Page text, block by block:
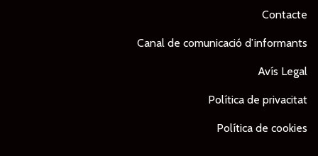
Contacte
Canal de comunicació d’informants
Avís Legal
Política de privacitat
Política de cookies